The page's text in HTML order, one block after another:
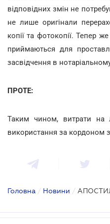
відповідних змін не
не лише оригінали
копії та фотокопії. Тепер
приймаються для
засвідчення в
ПРОТЕ:
Таким чином, витрати на
використання за кордоном
Головна / Новини /